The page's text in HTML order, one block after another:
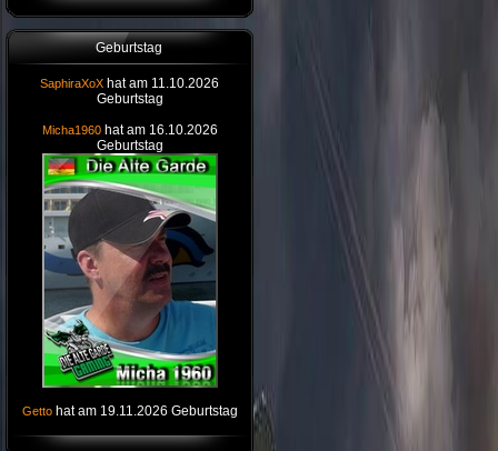
Geburtstag
SaphiraXoX hat am 11.10.2026
Geburtstag
Micha1960 hat am 16.10.2026
Geburtstag
Getto hat am 19.11.2026 Geburtstag